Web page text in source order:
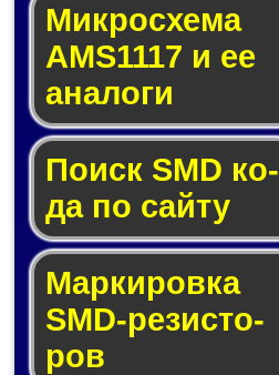
Микросхема
AMS1117 и ее
ана­ло­ги
Поиск SMD ко­
да по сай­ту
Маркировка
SMD-ре­зис­то­
ров